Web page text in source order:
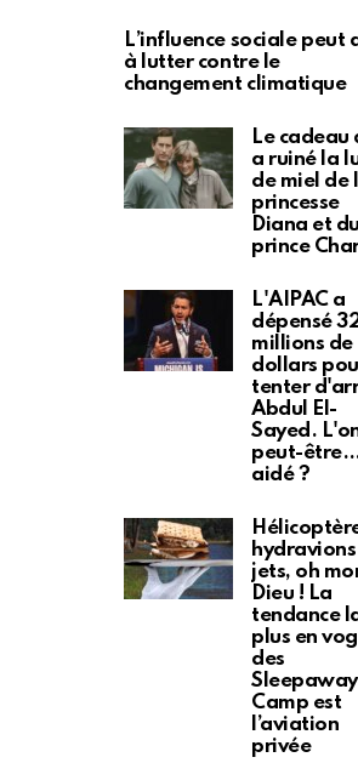
L’influence sociale peut
à lutter contre le
changement climatique
Le cadeau
a ruiné la
de miel de
princesse
Diana et du
prince
L'AIPAC a
dépensé
millions de
dollars
tenter
Abdul El-
Sayed.
peut-
aidé ?
jets, oh
Dieu ! La
tendance
plus en
des
Camp est
l’aviation
privée